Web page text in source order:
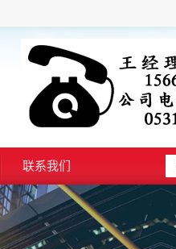
联系我们